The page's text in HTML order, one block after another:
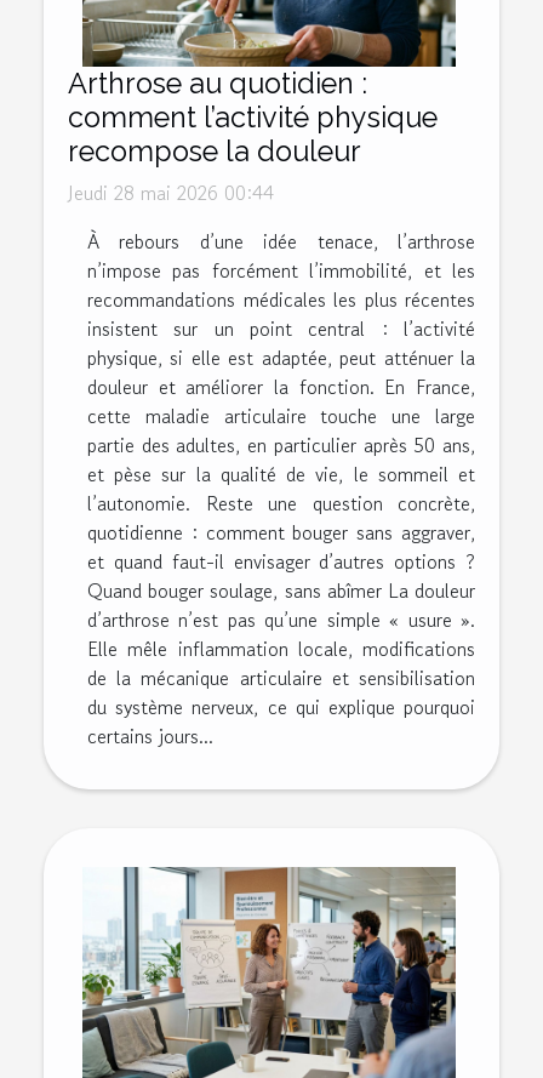
Arthrose au quotidien :
comment l’activité physique
recompose la douleur
Jeudi 28 mai 2026 00:44
À rebours d’une idée tenace, l’arthrose
n’impose pas forcément l’immobilité, et les
recommandations médicales les plus récentes
insistent sur un point central : l’activité
physique, si elle est adaptée, peut atténuer la
douleur et améliorer la fonction. En France,
cette maladie articulaire touche une large
partie des adultes, en particulier après 50 ans,
et pèse sur la qualité de vie, le sommeil et
l’autonomie. Reste une question concrète,
quotidienne : comment bouger sans aggraver,
et quand faut-il envisager d’autres options ?
Quand bouger soulage, sans abîmer La douleur
d’arthrose n’est pas qu’une simple « usure ».
Elle mêle inflammation locale, modifications
de la mécanique articulaire et sensibilisation
du système nerveux, ce qui explique pourquoi
certains jours...